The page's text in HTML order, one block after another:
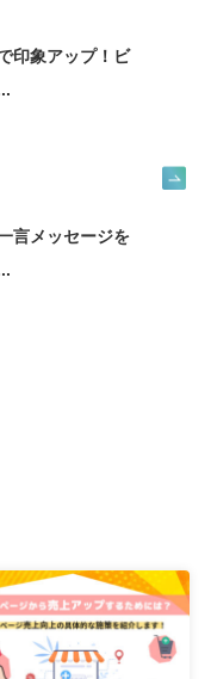
印象アップ！ビ
言メッセージを